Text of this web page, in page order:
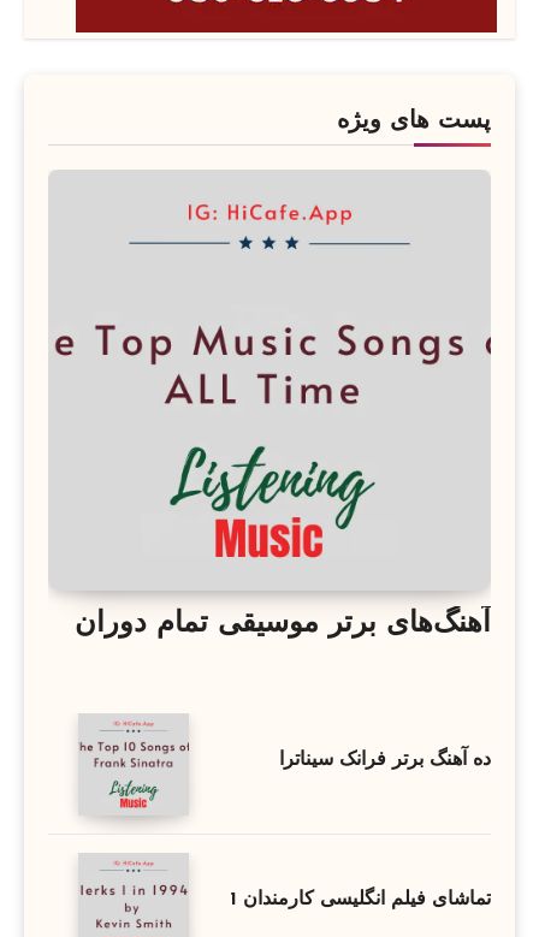
پست های ویژه
آهنگ‌های برتر موسیقی تمام دوران
ده آهنگ برتر فرانک سیناترا
تماشای فیلم انگلیسی کارمندان 1